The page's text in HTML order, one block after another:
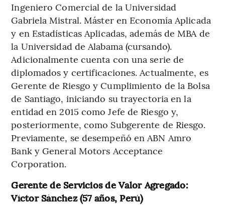
Ingeniero Comercial de la Universidad
Gabriela Mistral. Máster en Economía Aplicada
y en Estadísticas Aplicadas, además de MBA de
la Universidad de Alabama (cursando).
Adicionalmente cuenta con una serie de
diplomados y certificaciones. Actualmente, es
Gerente de Riesgo y Cumplimiento de la Bolsa
de Santiago, iniciando su trayectoria en la
entidad en 2015 como Jefe de Riesgo y,
posteriormente, como Subgerente de Riesgo.
Previamente, se desempeñó en ABN Amro
Bank y General Motors Acceptance
Corporation.
Gerente de Servicios de Valor Agregado:
Víctor Sánchez (57 años, Perú)